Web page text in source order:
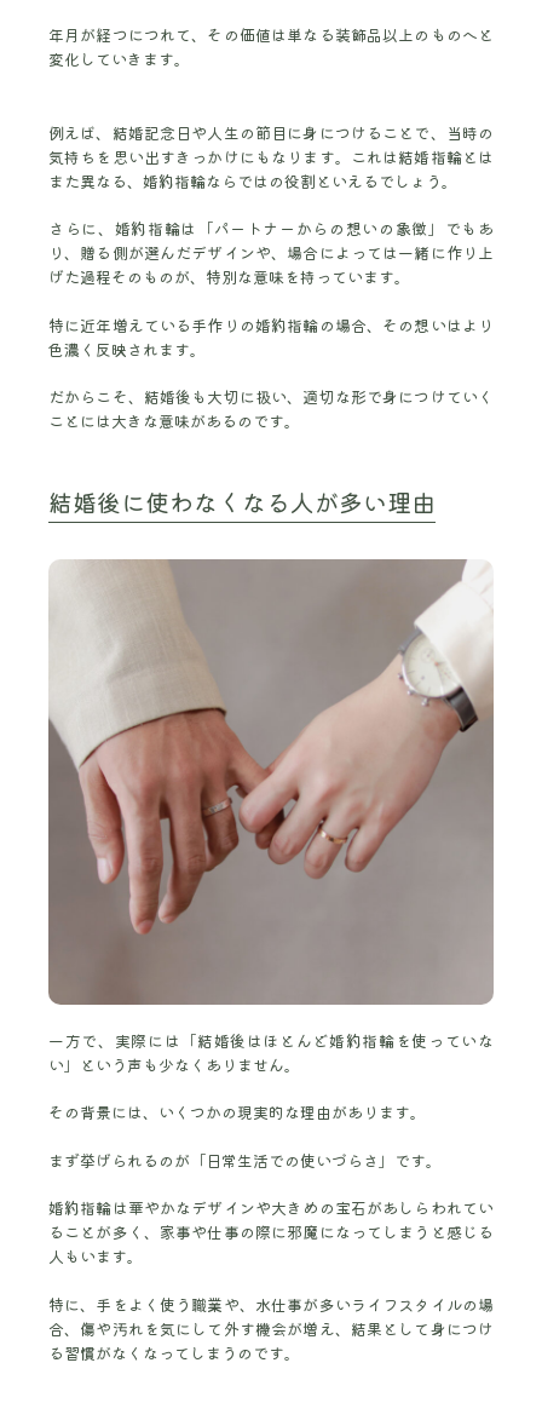
年月が経つにつれて、その価値は単なる装飾品以上のものへと
変化していきます。
例えば、結婚記念日や人生の節目に身につけることで、当時の
気持ちを思い出すきっかけにもなります。これは結婚指輪とは
また異なる、婚約指輪ならではの役割といえるでしょう。
さらに、婚約指輪は「パートナーからの想いの象徴」でもあ
り、贈る側が選んだデザインや、場合によっては一緒に作り上
げた過程そのものが、特別な意味を持っています。
特に近年増えている手作りの婚約指輪の場合、その想いはより
色濃く反映されます。
だからこそ、結婚後も大切に扱い、適切な形で身につけていく
ことには大きな意味があるのです。
結婚後に使わなくなる人が多い理由
一方で、実際には「結婚後はほとんど婚約指輪を使っていな
い」という声も少なくありません。
その背景には、いくつかの現実的な理由があります。
まず挙げられるのが「日常生活での使いづらさ」です。
婚約指輪は華やかなデザインや大きめの宝石があしらわれてい
ることが多く、家事や仕事の際に邪魔になってしまうと感じる
人もいます。
特に、手をよく使う職業や、水仕事が多いライフスタイルの場
合、傷や汚れを気にして外す機会が増え、結果として身につけ
る習慣がなくなってしまうのです。